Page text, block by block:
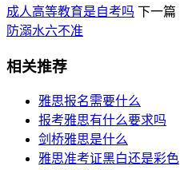
成人高等教育是自考吗 下一篇
防溺水六不准
相关推荐
雅思报名需要什么
报考雅思有什么要求吗
剑桥雅思是什么
雅思准考证黑白还是彩色